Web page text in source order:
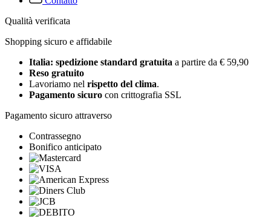
Qualità verificata
Shopping sicuro e affidabile
Italia: spedizione standard gratuita a partire da € 59,90
Reso gratuito
Lavoriamo nel rispetto del clima.
Pagamento sicuro con crittografia SSL
Pagamento sicuro attraverso
Contrassegno
Bonifico anticipato